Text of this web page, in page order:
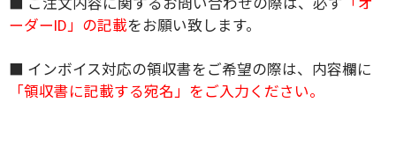
ーダーID」の記載をお願い致します。
■ インボイス対応の領収書をご希望の際は、内容欄に
「領収書に記載する宛名」をご入力ください。